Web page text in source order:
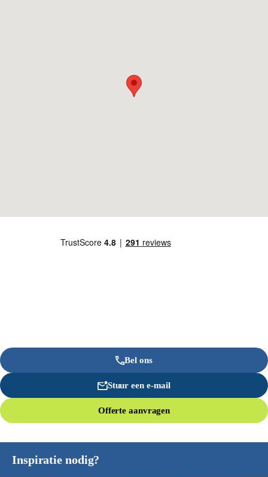
Bel ons
Stuur een e-mail
Offerte aanvragen
Inspiratie nodig?